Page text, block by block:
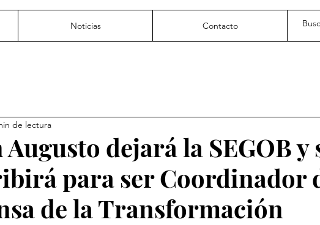
Noticias Contacto
dejará la SEGOB y
para ser Coordinador
de la Transformación
de lectura